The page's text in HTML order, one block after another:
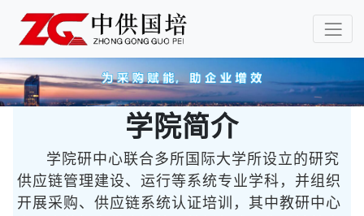
学院简介
学院研中心联合多所国际大学所设立的研究
供应链管理建设、运行等系统专业学科，并组织
开展采购、供应链系统认证培训，其中教研中心